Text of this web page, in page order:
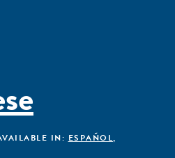
IN: ESPAÑOL,